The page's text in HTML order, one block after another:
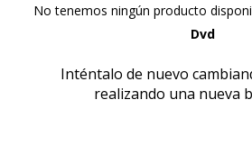
No tenemos ningún producto
Dvd
Inténtalo de nuevo
realizando una nueva